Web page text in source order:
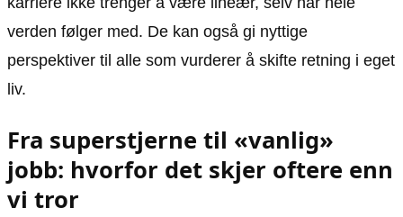
verden følger med. De kan også gi nyttige
perspektiver til alle som vurderer å skifte retning i eget
liv.
Fra superstjerne til «vanlig»
jobb: hvorfor det skjer oftere enn
vi tror